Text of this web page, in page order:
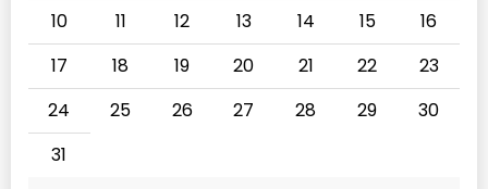
10
11 12 13 14 15
16
17
18 19 20 21 22
23
24
25 26 27 28 29
30
31